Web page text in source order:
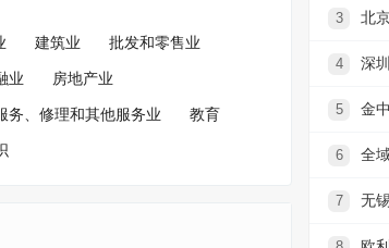
建筑业 批发和零售业
业 房地产业
务、修理和其他服务业 教育
3 北
4 深
5 金
6 全
7 无